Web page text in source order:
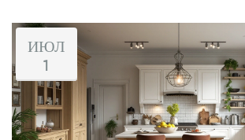
ИЮЛ
1